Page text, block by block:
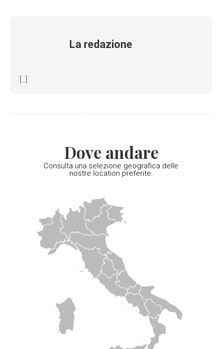
La redazione
[...]
Dove andare
Consulta una selezione geografica delle
nostre location preferite.